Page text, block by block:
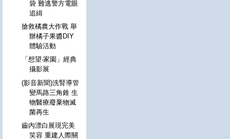
袋 難逃警方電眼
追緝
搶救橘農大作戰 舉
辦橘子果醬DIY
體驗活動
「想望‧家園」經典
攝影展
(影音新聞)洗腎導管
變馬路三角錐 生
物醫療廢棄物滅
菌再生
齒內漂白展現完美
笑容 重建人際關